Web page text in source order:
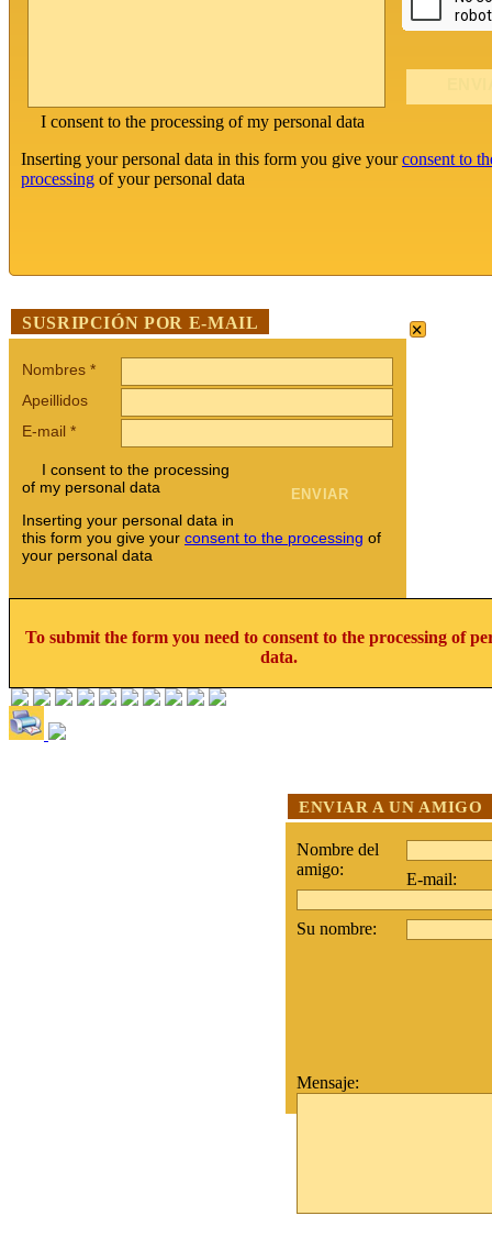
I consent to the processing of my personal data
Inserting your personal data in this form you give yourconsent to
processing of your personal data
SUSRIPCIÓN POR E-MAIL ×
Nombres *
Apeillidos
E-mail *
I consent to the processing
of my personal data
Inserting your personal data in
this form you give your consent to the processing of
your personal data
To submit the form you need to consent to the processing of
data.
ENVIAR A UN AMIGO
Nombre del
amigo:
E-mail:
Su nombre:
Mensaje: